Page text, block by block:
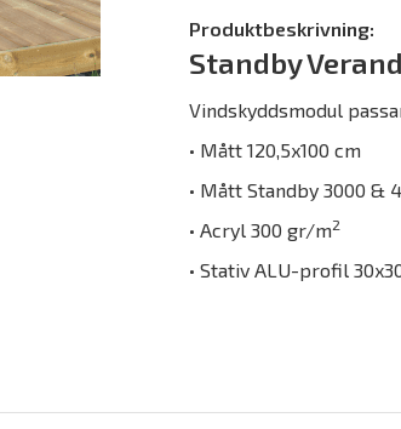
Produktbeskrivning:
Standby
Vindskyddsmodul
• Mått 120,5x100 cm
• Mått Standby 3000 &
• Acryl 300 gr/m2
• Stativ ALU-profil